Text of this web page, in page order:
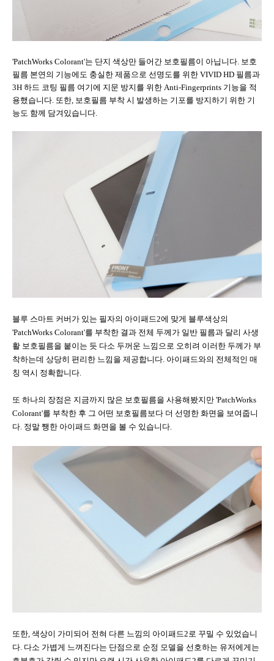
'PatchWorks Colorant'는 단지 색상만 들어간 보호필름이 아닙니다 보호
필름 본연의 기능에도 충실한 제품으로 선명도를 위한 VIVID HD 필름과
3H 하드 코팅 필름 여기에 지문 방지를 위한 Anti-Fingerprints 기능을 적
용했습니다 또한 보호필름 부착 시 발생하는 기포를 방지하기 위한 기
능도 함께 담겨있습니다
블루 스마트 커버가 있는 필자의 아이패드2에 맞게 블루색상의
'PatchWorks Colorant'를 부착한 결과 전체 두께가 일반 필름과 달리 사생
활 보호필름을 붙이는 듯 다소 두꺼운 느낌으로 오히려 이러한 두께가 부
착하는데 상당히 편리한 느낌을 제공합니다 아이패드와의 전체적인 매
칭 역시 정확합니다
또 하나의 장점은 지금까지 많은 보호필름을 사용해봤지만 'PatchWorks
Colorant'를 부착한 후 그 어떤 보호필름보다 더 선명한 화면을 보여줍니
다. 정말 쨍한 아이패드 화면을 볼 수 있습니다.
또한, 색상이 가미되어 전혀 다른 느낌의 아이패드2로 꾸밀 수 있었습니
다. 다소 가볍게 느껴진다는 단점으로 순정 모델을 선호하는 유저에게는